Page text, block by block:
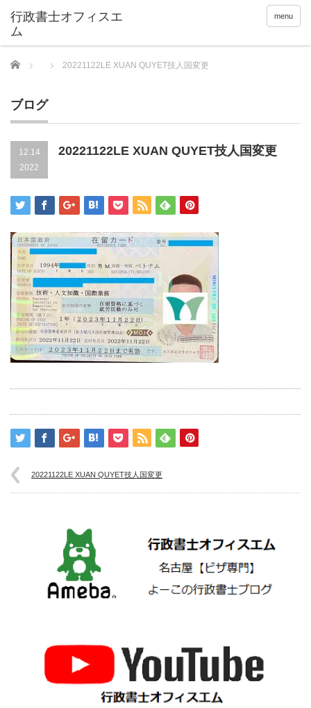
menu
Home 20221122LE XUAN QUYET技人国変更
ブログ
12.14
2022
20221122LE XUAN QUYET技人国変更
20221122LE XUAN QUYET技人国変更